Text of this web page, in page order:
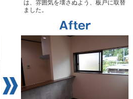
は、雰囲気を壊さぬよう、板戸に取替
ました。